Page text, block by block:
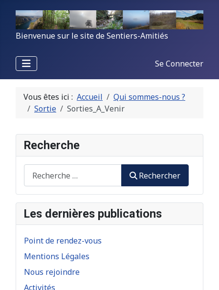
Bienvenue sur le site de Sentiers-Amitiés
Se Connecter
Vous êtes ici : Accueil
Qui sommes-nous ?
Sortie
Sorties_A_Venir
Recherche
Rechercher
Les dernières publications
Point de rendez-vous
Mentions Légales
Nous rejoindre
Activités